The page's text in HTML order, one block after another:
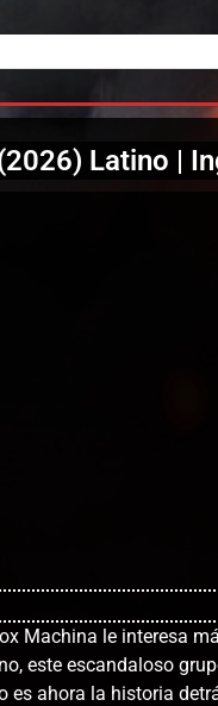
Latino |
Machina le interesa
este escandaloso
es ahora la historia